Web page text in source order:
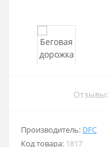
Отзывы:
Производитель: DFC
Код товара: 1817